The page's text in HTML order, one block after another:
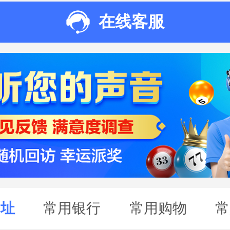
在线客服
常用银行 常用购物